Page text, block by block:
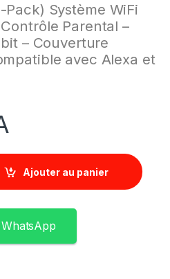
Système WiFi
Parental –
– Couverture
avec Alexa et
Ajouter au panier